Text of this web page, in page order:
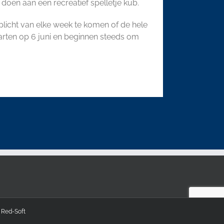
aan een recreatief spelletje kub.
van elke week te komen of de hele
op 6 juni en beginnen steeds om
Red-Soft